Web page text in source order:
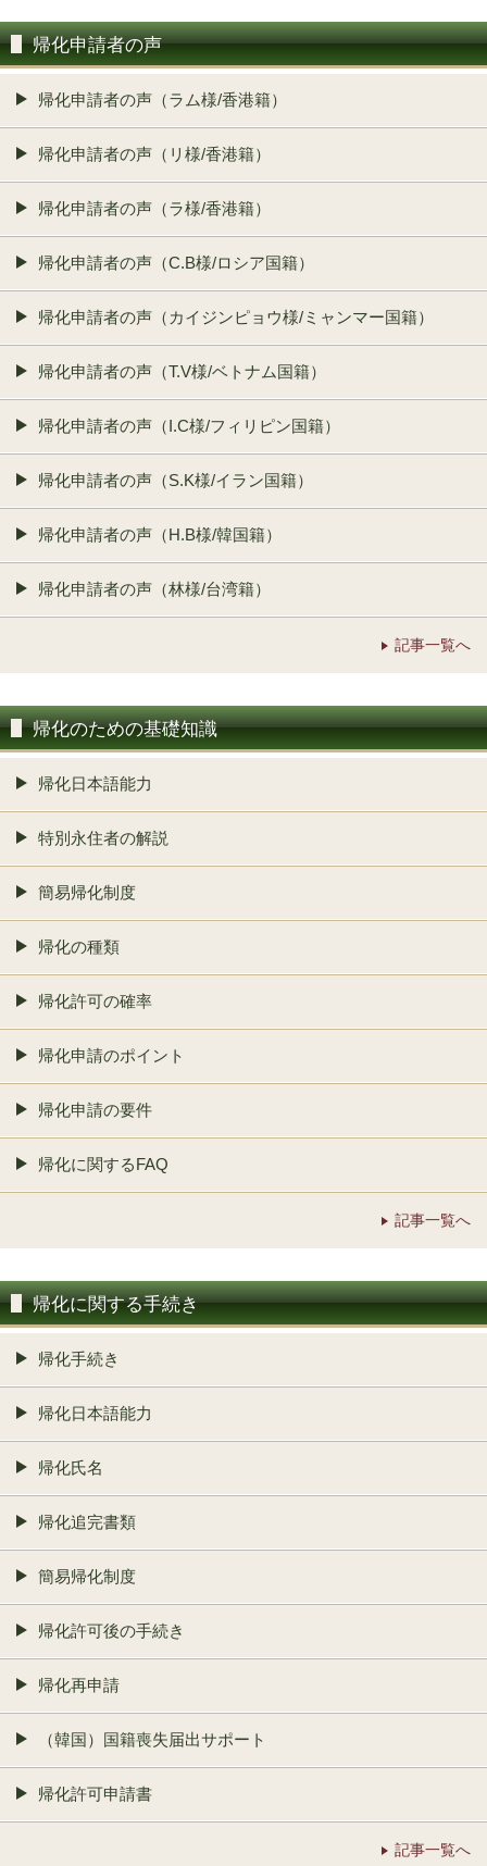
帰化申請者の声
帰化申請者の声（ラム様/香港籍）
帰化申請者の声（リ様/香港籍）
帰化申請者の声（ラ様/香港籍）
帰化申請者の声（C.B様/ロシア国籍）
帰化申請者の声（カイジンピョウ様/ミャンマー国籍）
帰化申請者の声（T.V様/ベトナム国籍）
帰化申請者の声（I.C様/フィリピン国籍）
帰化申請者の声（S.K様/イラン国籍）
帰化申請者の声（H.B様/韓国籍）
帰化申請者の声（林様/台湾籍）
記事一覧へ
帰化のための基礎知識
帰化日本語能力
特別永住者の解説
簡易帰化制度
帰化の種類
帰化許可の確率
帰化申請のポイント
帰化申請の要件
帰化に関するFAQ
記事一覧へ
帰化に関する手続き
帰化手続き
帰化日本語能力
帰化氏名
帰化追完書類
簡易帰化制度
帰化許可後の手続き
帰化再申請
（韓国）国籍喪失届出サポート
帰化許可申請書
記事一覧へ